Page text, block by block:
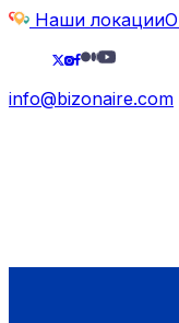
Наши локации
info@bizonaire.com